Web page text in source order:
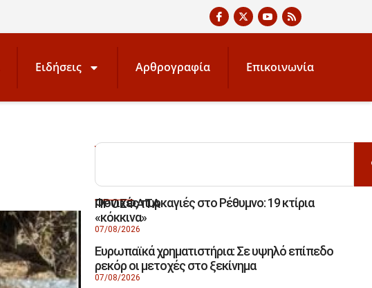
Ειδήσεις Αρθρογραφία Επικοινωνία
ΑΝΑΖΗΤΗΣΗ
ΠΡΟΣΦΑΤΑ
Φονικές πυρκαγιές στο Ρέθυμνο: 19 κτίρια
«κόκκινα»
07/08/2026
Ευρωπαϊκά χρηματιστήρια: Σε υψηλό επίπεδο
ρεκόρ οι μετοχές στο ξεκίνημα
07/08/2026